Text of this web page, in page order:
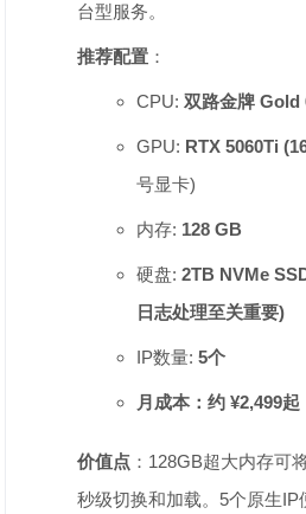
台型服务。
推荐配置 ‌：
CPU: ‌双路金牌 Gold
GPU: ‌ RTX 5060Ti
号显卡)
内存: ‌ 128 GB
硬盘: ‌2TB NVMe
日志处理至关重要)
IP数量: ‌5个
月成本：约 ¥2,499起
价值点 ：128GB超大内存可
秒级切换和加载。5个原生